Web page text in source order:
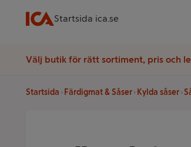
Startsida ica.se
Välj butik för rätt sortiment, pris och
Startsida Färdigmat & Såser Kylda såser